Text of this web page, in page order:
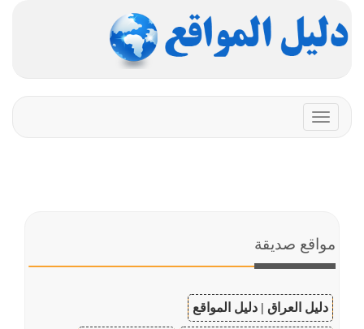
Toggle
navigation
مواقع صديقة
دليل العراق | دليل المواقع